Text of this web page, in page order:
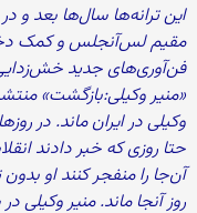
مقیم لس‌آنجلس و کمک
فن‌آوری‌های جدید خش‌زدایی
«منیر وکیلی:بازگشت»
وکیلی در ایران ماند. در
حتا روزی که خبر دادند
آن‌جا را منفجر کنند او